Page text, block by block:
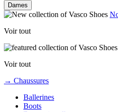
Dames
Voir tout
Voir tout
→ Chaussures
Ballerines
Boots